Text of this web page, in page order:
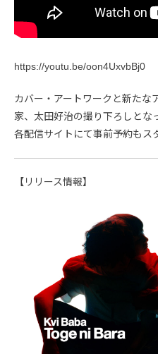
https://youtu.be/oon4UxvbBj0
カバー・アートワークと新たな
家、太田好治の撮り下ろしとな
各配信サイトにて事前予約もス
【リリース情報】